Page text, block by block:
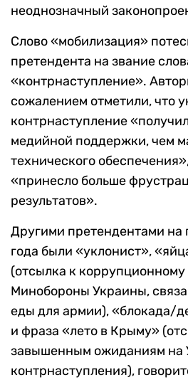
неоднозначный
Слово «мобилизация»
претендента на звание
«контрнаступление».
сожалением отметили, что
контрнаступление
медийной поддержки, чем
технического
«принесло больше
результатов».
Другими претендентами на
года были «уклонист»,
(отсылка к коррупционному
Минобороны Украины,
еды для армии), «блокада/
и фраза «лето в Крыму»
завышенным ожиданиям на
контрнаступления),